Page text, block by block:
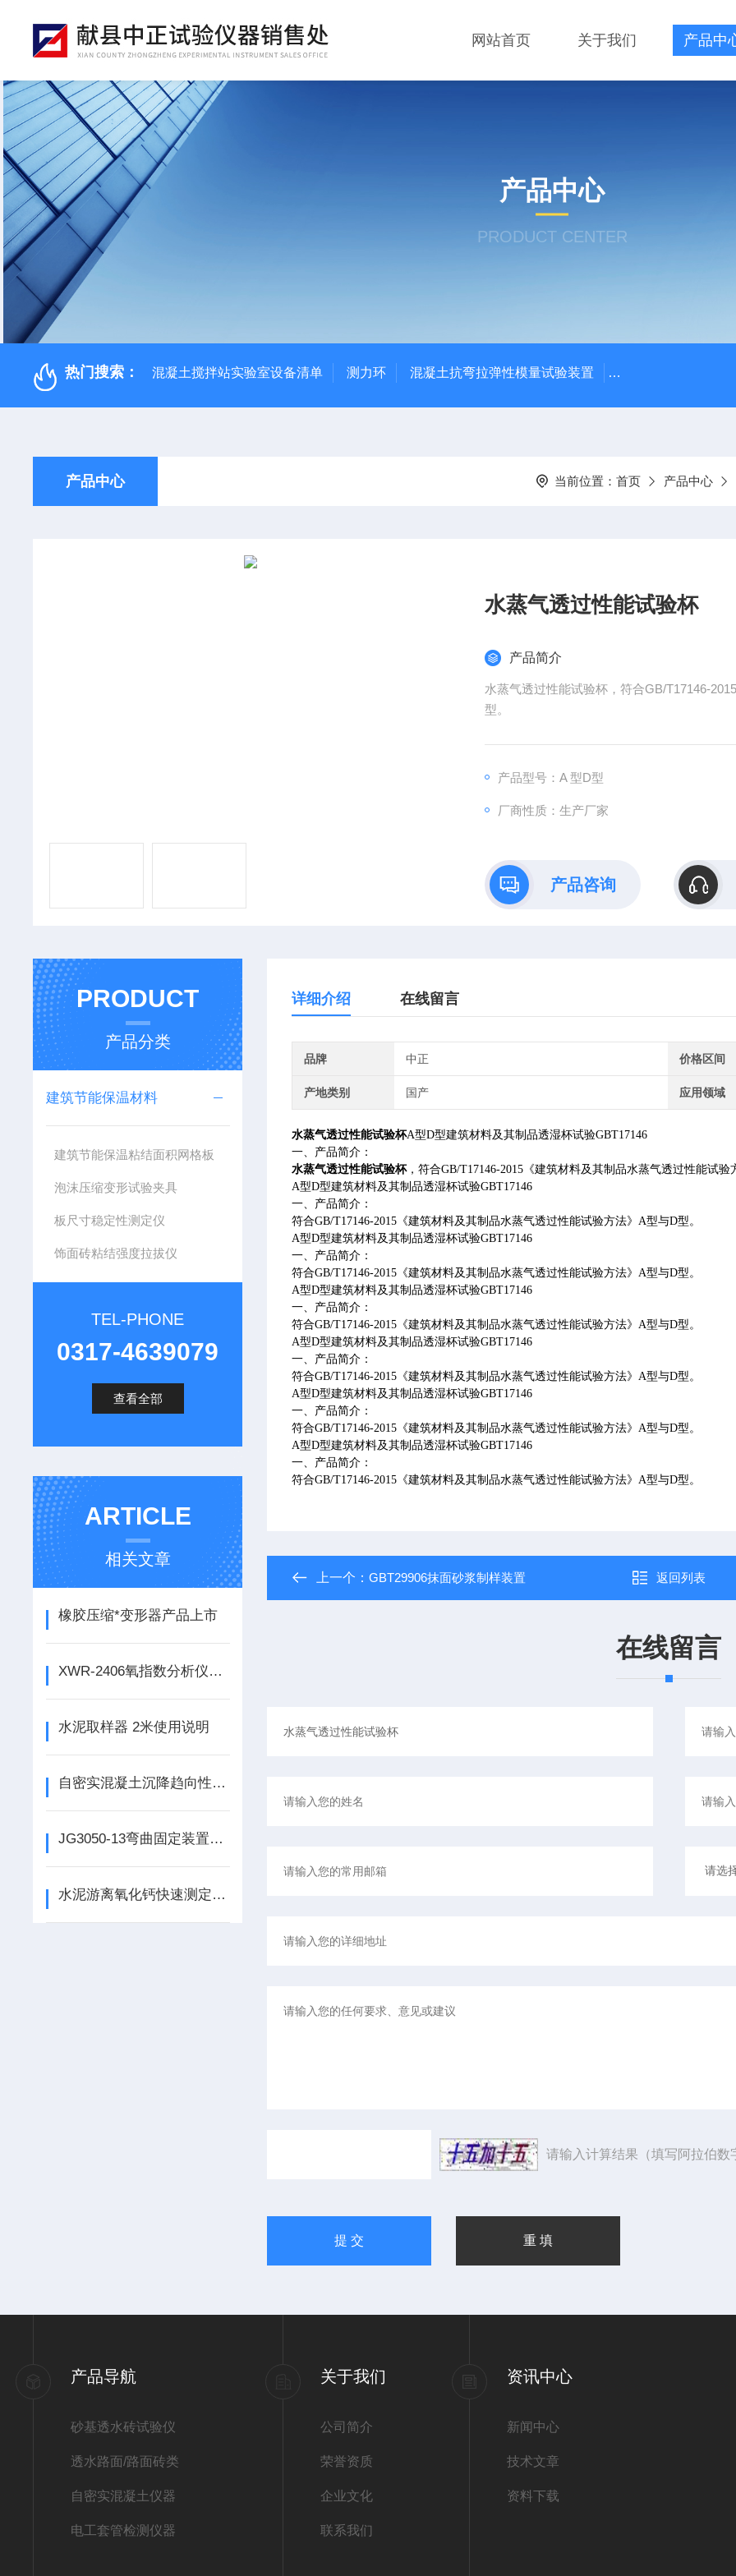
网站首页 关于我们 产品中
产品中心
PRODUCT CENTER
热门搜索： 混凝土搅拌站实验室设备清单 测力环 混凝土抗弯拉弹性模量试验装置 混凝土塌落度试验仪
产品中心 当前位置： 首页 产品中心
水蒸气透过性能试验杯
产品简介
水蒸气透过性能试验杯，符合GB/T17146-
型。
产品型号：A 型D型
厂商性质：生产厂家
产品咨询
PRODUCT
产品分类
建筑节能保温材料
建筑节能保温粘结面积网格板
泡沫压缩变形试验夹具
板尺寸稳定性测定仪
饰面砖粘结强度拉拔仪
TEL-PHONE
0317-4639079
查看全部
ARTICLE
相关文章
橡胶压缩*变形器产品上市
XWR-2406氧指数分析仪产品上市
水泥取样器 2米使用说明
自密实混凝土沉降趋向性检测筒 拌合稳定性物试验筒的使用说明
JG3050-13弯曲固定装置产品上市
水泥游离氧化钙快速测定仪的使用说明
详细介绍 在线留言
品牌 中正 价格区间
产地类别 国产 应用领域
水蒸气透过性能试验杯A型D型建筑材料及其制品透湿杯试验GBT17146
一、产品简介：
水蒸气透过性能试验杯，符合GB/T17146-2015 《建筑材料及其制品水蒸气透过性能试验
A型D型建筑材料及其制品透湿杯试验GBT17146
一、产品简介：
符合GB/T17146-2015 《建筑材料及其制品水蒸气透过性能试验方法》A型与D型。
A型D型建筑材料及其制品透湿杯试验GBT17146
一、产品简介：
符合GB/T17146-2015 《建筑材料及其制品水蒸气透过性能试验方法》A型与D型。
A型D型建筑材料及其制品透湿杯试验GBT17146
一、产品简介：
符合GB/T17146-2015 《建筑材料及其制品水蒸气透过性能试验方法》A型与D型。
A型D型建筑材料及其制品透湿杯试验GBT17146
一、产品简介：
符合GB/T17146-2015 《建筑材料及其制品水蒸气透过性能试验方法》A型与D型。
A型D型建筑材料及其制品透湿杯试验GBT17146
一、产品简介：
符合GB/T17146-2015 《建筑材料及其制品水蒸气透过性能试验方法》A型与D型。
A型D型建筑材料及其制品透湿杯试验GBT17146
一、产品简介：
符合GB/T17146-2015 《建筑材料及其制品水蒸气透过性能试验方法》A型与D型。
上一个：GBT29906抹面砂浆制样装置 返回列表
在线留言
请输入计算结果（填写阿拉伯数
产品导航
砂基透水砖试验仪
透水路面/路面砖类
自密实混凝土仪器
电工套管检测仪器
关于我们
公司简介
荣誉资质
企业文化
联系我们
资讯中心
新闻中心
技术文章
资料下载